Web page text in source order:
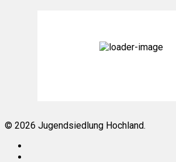
Aug. 8, 2026
© 2026 Jugendsiedlung Hochland.